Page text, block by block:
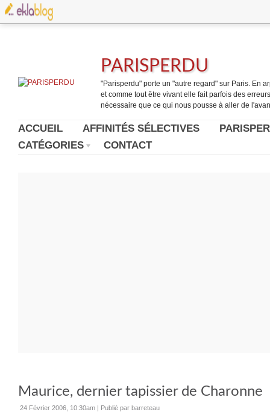
PARISPERDU
"Parisperdu" porte un "autre regard" sur Paris. En
et comme tout être vivant elle fait parfois des
nécessaire que ce qui nous pousse à aller de
ACCUEIL AFFINITÉS SÉLECTIVES
CATÉGORIES
CONTACT
Maurice, dernier tapissier de Charonne
24 Février 2006, 10:30am | Publié par barreteau